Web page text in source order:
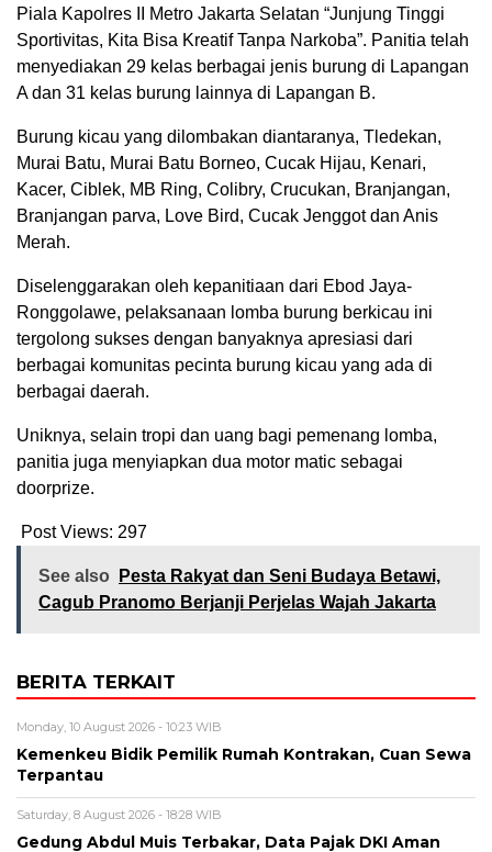
Piala Kapolres II Metro Jakarta Selatan “Junjung Tinggi
Sportivitas, Kita Bisa Kreatif Tanpa Narkoba”. Panitia telah
menyediakan 29 kelas berbagai jenis burung di Lapangan
A dan 31 kelas burung lainnya di Lapangan B.
Burung kicau yang dilombakan diantaranya, Tledekan,
Murai Batu, Murai Batu Borneo, Cucak Hijau, Kenari,
Kacer, Ciblek, MB Ring, Colibry, Crucukan, Branjangan,
Branjangan parva, Love Bird, Cucak Jenggot dan Anis
Merah.
Diselenggarakan oleh kepanitiaan dari Ebod Jaya-
Ronggolawe, pelaksanaan lomba burung berkicau ini
tergolong sukses dengan banyaknya apresiasi dari
berbagai komunitas pecinta burung kicau yang ada di
berbagai daerah.
Uniknya, selain tropi dan uang bagi pemenang lomba,
panitia juga menyiapkan dua motor matic sebagai
doorprize.
Post Views: 297
See also
Pesta Rakyat dan Seni Budaya Betawi,
Cagub Pranomo Berjanji Perjelas Wajah Jakarta
BERITA TERKAIT
Monday, 10 August 2026 - 10:23 WIB
Kemenkeu Bidik Pemilik Rumah Kontrakan, Cuan Sewa
Terpantau
Saturday, 8 August 2026 - 18:28 WIB
Gedung Abdul Muis Terbakar, Data Pajak DKI Aman